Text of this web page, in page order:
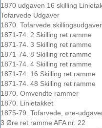
1870 udgaven 16 skilling
Tofarvede Udgaver
1870. Tofarvede skillingsudgaver
1871-74. 2 Skilling ret ramme
1871-74. 3 Skilling ret ramme
1871-74. 8 Skilling ret ramme
1871-74. 4 Skilling ret ramme
1871-74. 16 Skilling ret ramme
1871-74. 48 Skilling ret ramme
1870. Omvendte rammer
1870. Linietakket
1875-79. Tofarvede, øre-
3 Øre ret ramme AFA nr. 22